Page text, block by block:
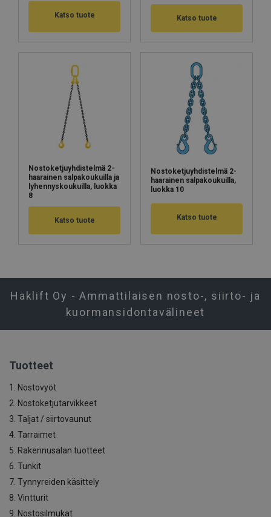
Katso tuote Katso tuote
Nostoketjuyhdistelmä 2-
haarainen salpakoukuilla ja
lyhennyskoukuilla, luokka
8
Katso tuote
Nostoketjuyhdistelmä 2-
haarainen salpakoukuilla,
luokka 10
Katso tuote
Haklift Oy - Ammattilaisen nosto-, siirto- ja
kuormansidontavälineet
Tuotteet
1. Nostovyöt
2. Nostoketjutarvikkeet
3. Taljat / siirtovaunut
4. Tarraimet
5. Rakennusalan tuotteet
6. Tunkit
7. Tynnyreiden käsittely
8. Vintturit
9. Nostosilmukat